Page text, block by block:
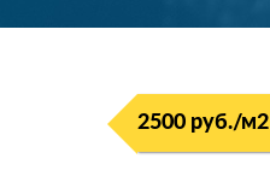
2500 руб./м2